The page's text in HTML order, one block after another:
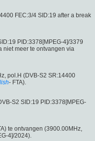
FEC:3/4 SID:19 after a break
PID:3378[MPEG-4]/3379
niet meer te ontvangen via
pol.H (DVB-S2 SR:14400
- FTA).
S2 SID:19 PID:3378[MPEG-
te ontvangen (3900.00MHz,
4]/2024).